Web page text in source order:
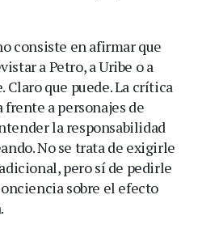
consiste en afirmar que
a Petro, a Uribe o a
que puede. La crítica
frente a personajes de
la responsabilidad
No se trata de exigirle
pero sí de pedirle
sobre el efecto